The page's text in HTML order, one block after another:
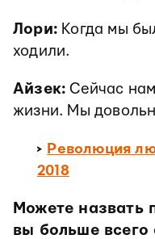
Лори: Когда мы
ходили.
Айзек: Сейчас
жизни. Мы
> Революция
2018
Можете назвать
вы больше всего